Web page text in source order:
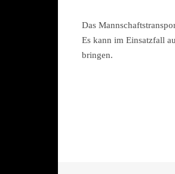
Das
Es kann im Einsatzfall
bringen.